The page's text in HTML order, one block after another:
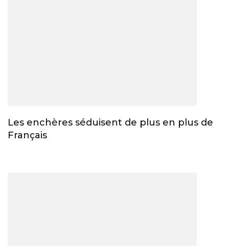
Les enchères séduisent de plus en plus de
Français